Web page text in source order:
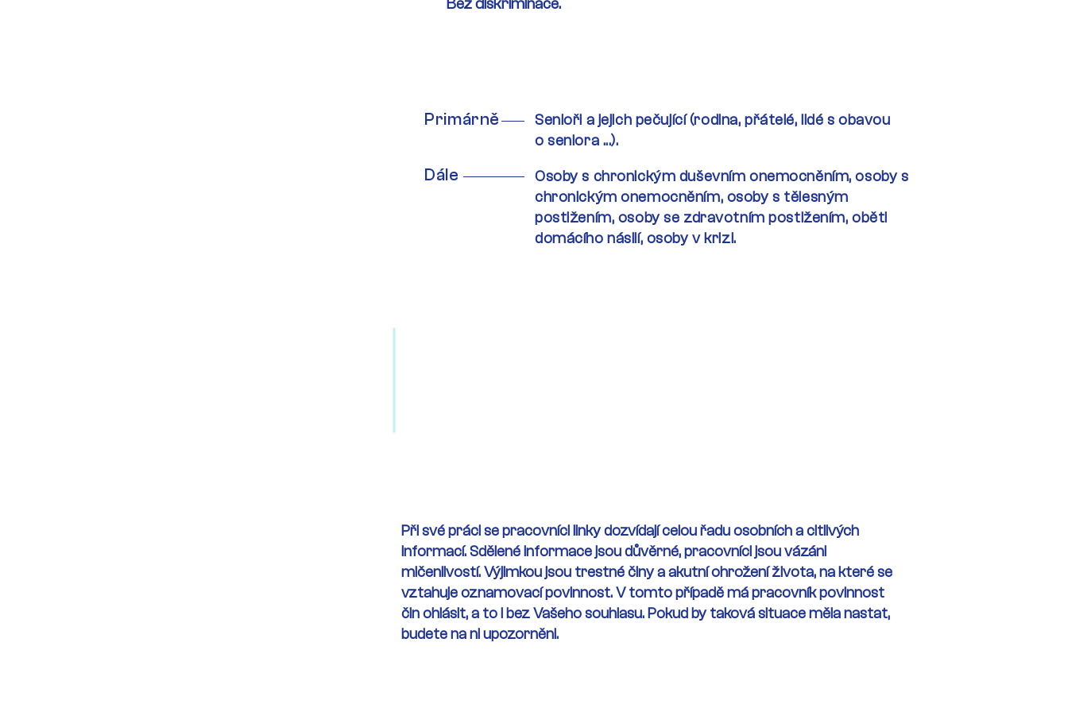
Primárně
Senioři a jejich pečující (rodina, přátelé, lidé s obavou
o seniora ...).
Dále
Osoby s chronickým duševním onemocněním, osoby s
chronickým onemocněním, osoby s tělesným
postižením, osoby se zdravotnímpostižením, oběti
domácího násilí, osoby v krizi.
Při své práci se pracovníci linky dozvídají celou řadu osobních a citlivých
informací. Sdělené informace jsou důvěrné, pracovníci jsou vázáni
mlčenlivostí. Výjimkou jsou trestné činy a akutní ohrožení života, na které se
vztahuje oznamovací povinnost. V tomto případě má pracovník povinnost
čin ohlásit, a to i bez Vašeho souhlasu. Pokud by taková situace měla nastat,
budete na ni upozorněni.